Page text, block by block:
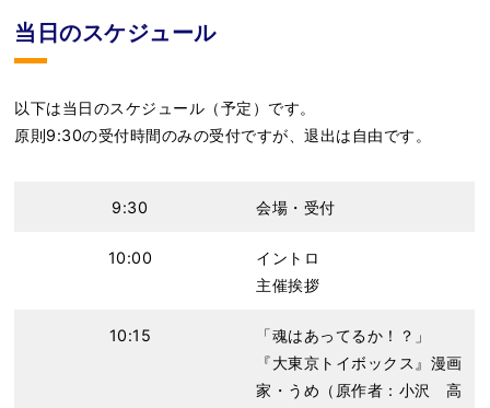
当日のスケジュール
以下は当日のスケジュール（予定）です。
原則9:30の受付時間のみの受付ですが、退出は自由です。
9:30 会場・受付
10:00
イントロ
主催挨拶
10:15
「魂はあってるか！？」
『大東京トイボックス』漫画
家・うめ（原作者：小沢 高